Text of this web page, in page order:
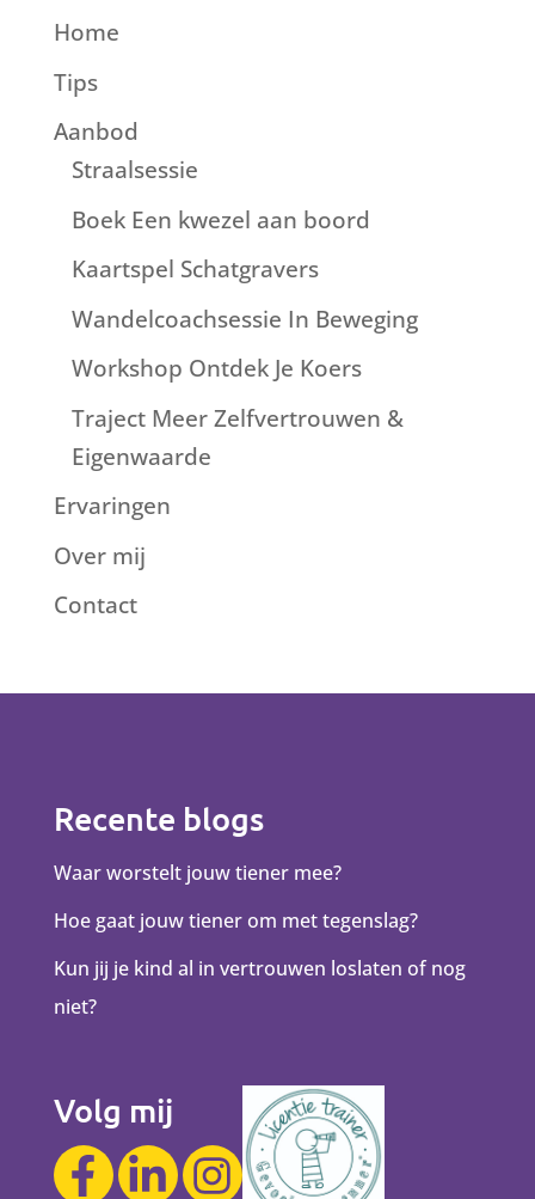
Home
Tips
Aanbod
Straalsessie
Boek Een kwezel aan boord
Kaartspel Schatgravers
Wandelcoachsessie In Beweging
Workshop Ontdek Je Koers
Traject Meer Zelfvertrouwen &
Eigenwaarde
Ervaringen
Over mij
Contact
Recente blogs
Waar worstelt jouw tiener mee?
Hoe gaat jouw tiener om met tegenslag?
Kun jij je kind al in vertrouwen loslaten of nog
niet?
Volg mij